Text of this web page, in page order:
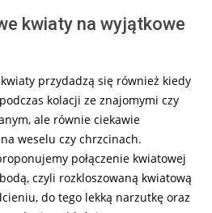
kwiaty na wyjątkowe
przydadzą się również kiedy
kolacji ze znajomymi czy
ale równie ciekawie
weselu czy chrzcinach.
połączenie kwiatowej
czyli rozkloszowaną kwiatową
do tego lekką narzutkę oraz